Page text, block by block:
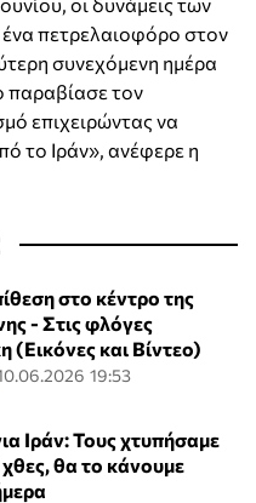
πετρελαιοφόρο στον
συνεχόμενη ημέρα
παραβίασε τον
επιχειρώντας να
το Ιράν», ανέφερε η
στο κέντρο της
- Στις φλόγες
(Εικόνες και Βίντεο)
19:53
Ιράν: Τους χτυπήσαμε
θα το κάνουμε